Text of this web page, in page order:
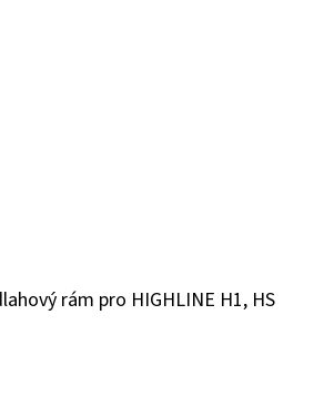
rám pro HIGHLINE H1, HS